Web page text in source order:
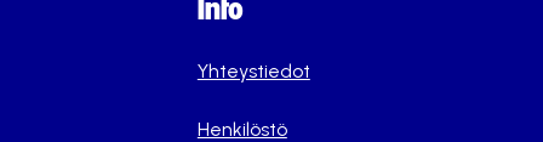
Info
Yhteystiedot
Henkilöstö